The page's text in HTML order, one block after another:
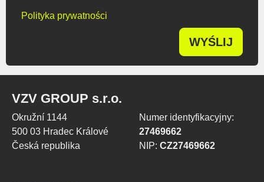
Polityka prywatności
WYŚLIJ
VZV GROUP s.r.o.
Okružní 1144
500 03 Hradec Králové
Česká republika
Numer identyfikacyjny:
27469662
NIP: CZ27469662